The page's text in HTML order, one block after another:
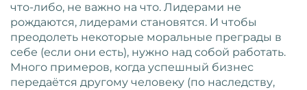
что-либо, не важно на что. Лидерами не
рождаются, лидерами становятся. И чтобы
преодолеть некоторые моральные преграды в
себе (если они есть), нужно над собой работать.
Много примеров, когда успешный бизнес
передаётся другому человеку (по наследству,